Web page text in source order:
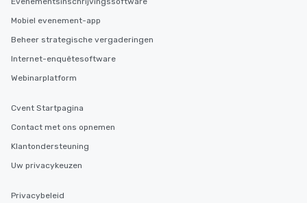
Mobiel evenement-app
Beheer strategische vergaderingen
Internet-enquêtesoftware
Webinarplatform
Cvent Startpagina
Contact met ons opnemen
Klantondersteuning
Uw privacykeuzen
Privacybeleid